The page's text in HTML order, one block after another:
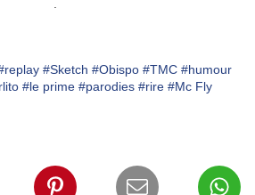
#Sketch #Obispo #TMC #humour
#le prime #parodies #rire #Mc Fly